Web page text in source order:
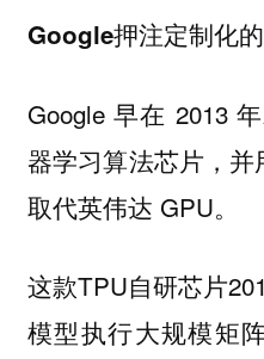
Google押注定制化
Google 早在 2013
器学习算法芯片，并
取代英伟达 GPU。
这款TPU自研芯片
模型执行大规模矩